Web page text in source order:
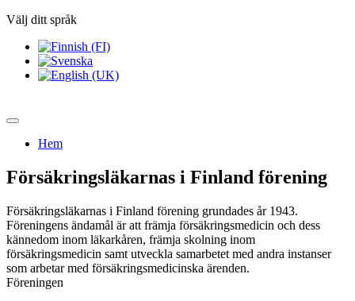
Välj ditt språk
Hem
Försäkringsläkarnas i Finland förening
Försäkringsläkarnas i Finland förening grundades år 1943.
Föreningens ändamål är att främja försäkringsmedicin och dess
kännedom inom läkarkåren, främja skolning inom
försäkringsmedicin samt utveckla samarbetet med andra instanser
som arbetar med försäkringsmedicinska ärenden.
Föreningen